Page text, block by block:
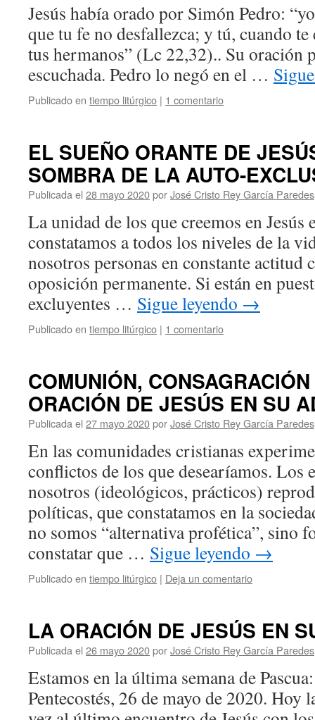
Jesús había orado por Simón Pedro:
que tu fe no desfallezca; y tú, cuando
tus hermanos” (Lc 22,32).. Su oración
escuchada. Pedro lo negó en el …
Publicado en tiempo litúrgico | 1 comentario
EL SUEÑO ORANTE DE
SOMBRA DE LA AUTO-
Publicada el 28 mayo 2020porJosé Cristo Rey García Paredes
La unidad de los que creemos en Jesús
constatamos a todos los niveles de la
nosotros personas en constante actitud
oposición permanente. Si están en
excluyentes … Sigue leyendo →
Publicado en tiempo litúrgico | 1 comentario
COMUNIÓN,
ORACIÓN DE JESÚS EN SU
Publicada el 27 mayo 2020porJosé Cristo Rey García Paredes
En las comunidades cristianas
conflictos de los que desearíamos. Los
nosotros (ideológicos, prácticos)
políticas, que constatamos en la
no somos “alternativa profética”, sino
constatar que … Sigue leyendo →
Publicado en tiempo litúrgico | Deja un comentario
LA ORACIÓN DE JESÚS EN
Publicada el 26 mayo 2020porJosé Cristo Rey García Paredes
Estamos en la última semana de
Pentecostés, 26 de mayo de 2020.